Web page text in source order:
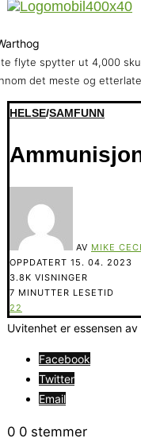
flyte spytter ut 4,000
det meste og
HELSE/SAMFUNN
AV MIKE
OPPDATERT 15. 04. 2023
3.8K VISNINGER
7 MINUTTER LESETID
22
Uvitenhet er essensen
Facebook
Twitter
Email
0 0 stemmer